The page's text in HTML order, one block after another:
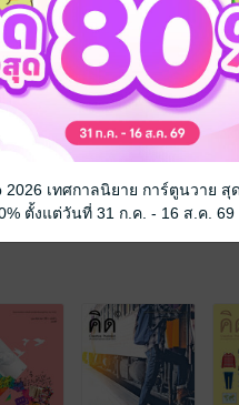
ำหน้าที่ส่งต่อสังคม
จากพลัง “มวลชน”
น์ที่ยิ่งให้… ก็ยิ่งได้
อัจฉริยะแห่งอนาคต
… ที่ไม่รู้โน้ตสักตัว”
มอนส์ แสดงที่มา-ไม่ใช้เพื่อการค้
2026 เทศกาลนิยาย การ์ตูนวาย
ตั้งแต่วันที่ 31 ก.ค. - 16 ส.ค. 69